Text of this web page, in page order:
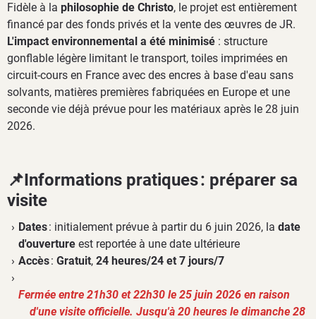
Fidèle à la philosophie de Christo, le projet est entièrement
financé par des fonds privés et la vente des œuvres de JR.
L'impact environnemental a été minimisé : structure
gonflable légère limitant le transport, toiles imprimées en
circuit-cours en France avec des encres à base d'eau sans
solvants, matières premières fabriquées en Europe et une
seconde vie déjà prévue pour les matériaux après le 28 juin
2026.
📌Informations pratiques : préparer sa
visite
Dates: initialement prévue à partir du 6 juin 2026, la date
d'ouverture est reportée à une date ultérieure
Accès: Gratuit, 24 heures/24 et 7 jours/7
Fermée entre 21h30 et 22h30 le 25 juin 2026 en raison
d'une visite officielle. Jusqu'à 20 heures le dimanche 28